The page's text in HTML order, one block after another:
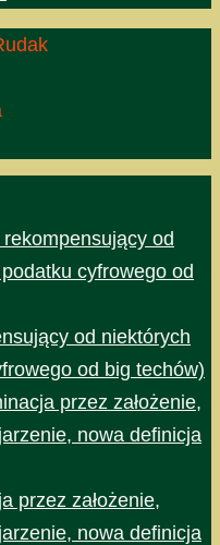
od
cyfrowego od
od niektórych
od big techów)
przez założenie,
nowa definicja
przez założenie,
nowa definicja